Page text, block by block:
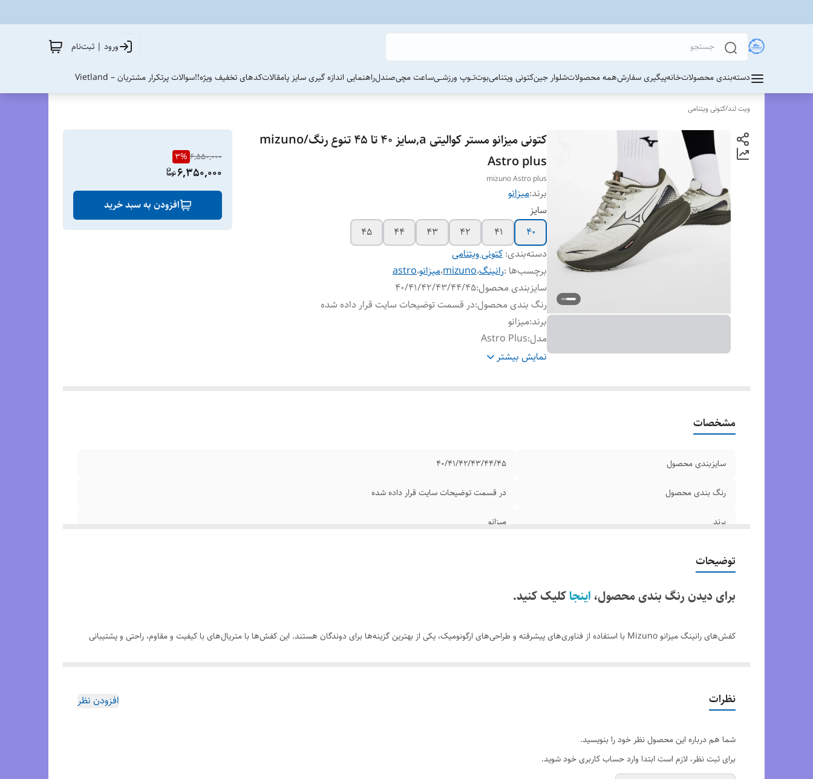
ورود | ثبت‌نام
دسته‌بندی محصولاتخانهپیگیری سفارشهمه محصولاتشلوار جینکتونی ویتنامیبوتتــوپ ورزشــیساعت مچیصندلراهنمایی اندازه گیری سایز پامقالاتکدهای تخفیف ویژه!!سوالات پرتکرار مشتریان – Vietland
ویت لند/کتونی ویتنامی
کتونی میزانو مستر کوالیتی a,سایز ۴۰ تا ۴۵ تنوع رنگ/mizuno
Astro plus
mizuno Astro plus
برند:میزانو
سایز
40
41
42
43
44
45
دسته‌بندی: کتونی ویتنامی
برچسب‌ها :رانینگ،mizuno،میزانو،astro
سایزبندی محصول:
40/41/42/43/44/45
رنگ بندی محصول:در قسمت توضیحات سایت قرار داده شده
برند:میزانو
مدل:
Astro Plus
وضعیت کارکرد:نو آکبند نمایش بیشتر
6,550,000
3%
6,350,000
افزودن به سبد خرید
مشخصات
سایزبندی محصول 40/41/42/43/44/45
رنگ بندی محصول در قسمت توضیحات سایت قرار داده شده
برند میزانو
توضیحات
برای دیدن رنگ بندی محصول، اینجاکلیک کنید.
کفش‌های رانینگ میزانو Mizuno با استفاده از فناوری‌های پیشرفته و طراحی‌های ارگونومیک، یکی از بهترین گزینه‌ها برای دوندگان هستند. این کفش‌ها با متریال‌های با کیفیت و مقاوم، راحتی و پشتیبانی
ساخت ویتنام سایز بندی 40 تا 45
نظرات افزودن نظر
شما هم درباره این محصول نظر خود را بنویسید.
برای ثبت نظر، لازم است ابتدا وارد حساب کاربری خود شوید.